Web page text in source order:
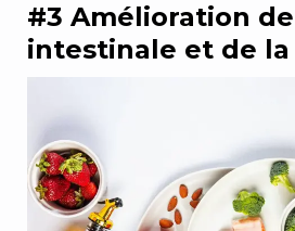
#3 Amélioration
intestinale et de